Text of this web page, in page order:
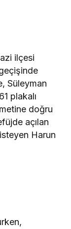
ilçesi
Süleyman
plakalı
doğru
açılan
Harun